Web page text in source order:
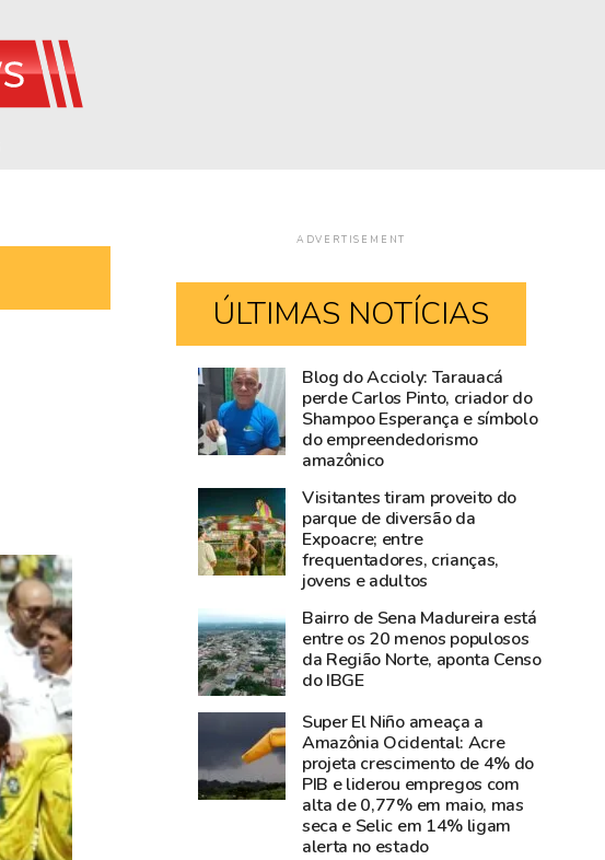
ADVERTISEMENT
ÚLTIMAS NOTÍCIAS
Comércio
de
Rio
aposta
em
Dia
dos
Pais
aquecido
66%
dos
empresários
esperam
aumento
Mailza
tieta
Ana
diz
que
show
da
cantora
foi
um
dos
grandes
sucesso
da
Blog do Accioly: Tarauacá
perde Carlos Pinto, criador do
Shampoo Esperança e símbolo
do empreendedorismo
amazônico
Visitantes tiram proveito do
parque de diversão da
Expoacre; entre
frequentadores, crianças,
jovens e adultos
Bairro de Sena Madureira está
entre os 20 menos populosos
da Região Norte, aponta Censo
do IBGE
Super El Niño ameaça a
Amazônia Ocidental: Acre
projeta crescimento de 4% do
PIB e liderou empregos com
alta de 0,77% em maio, mas
seca e Selic em 14% ligam
alerta no estado